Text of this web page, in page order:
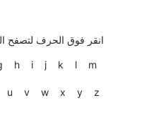
انقر فوق الحرف لتصفح
h i j k l m
u v w x y z